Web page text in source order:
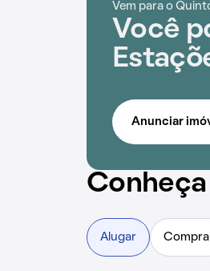
Vem para o
Você
Anunciar
Alugar